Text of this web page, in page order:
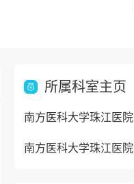
所属科室主页
南方医科大学珠江医院
南方医科大学珠江医院